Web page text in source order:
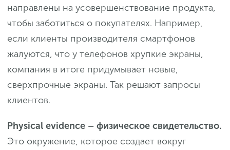
направлены на усовершенствование продукта,
чтобы заботиться о покупателях. Например,
если клиенты производителя смартфонов
жалуются, что у телефонов хрупкие экраны,
компания в итоге придумывает новые,
сверхпрочные экраны. Так решают запросы
клиентов.
Physical evidence – физическое свидетельство.
Это окружение, которое создает вокруг